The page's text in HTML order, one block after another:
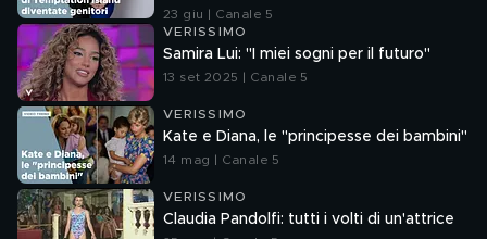
23 giu | Canale 5
VERISSIMO
Samira Lui: "I miei sogni per il futuro"
13 set 2025 | Canale 5
VERISSIMO
Kate e Diana, le "principesse dei bambini"
14 mag | Canale 5
VERISSIMO
Claudia Pandolfi: tutti i volti di un'attrice